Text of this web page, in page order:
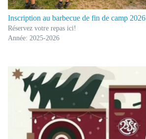
Inscription au barbecue de fin de camp 2026
Réservez votre repas ici!
Année: 2025-2026